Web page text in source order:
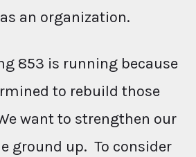
an organization.
853 is running because
to rebuild those
want to strengthen our
ground up. To consider